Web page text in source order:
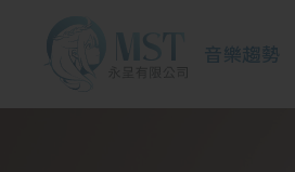
音樂趨勢